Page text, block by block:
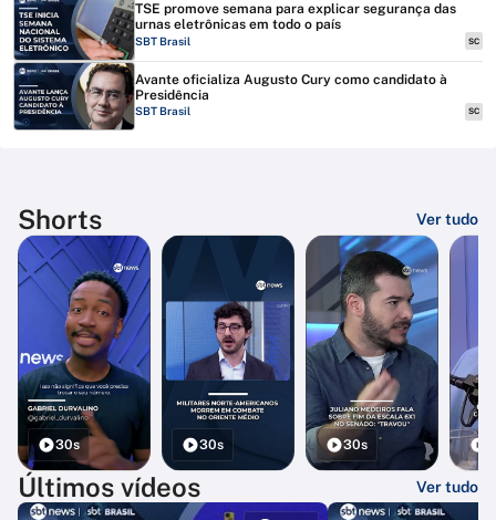
TSE promove semana para explicar segurança das
urnas eletrônicas em todo o país
SBT Brasil SC
Avante oficializa Augusto Cury como candidato à
Presidência
SBT Brasil SC
Shorts Ver tudo
30s 30s 30s
Últimos vídeos Ver tudo